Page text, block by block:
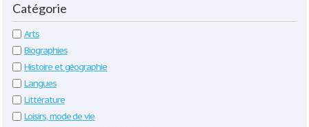
Catégorie
Arts
Biographies
Histoire et géographie
Langues
Littérature
Loisirs, mode de vie